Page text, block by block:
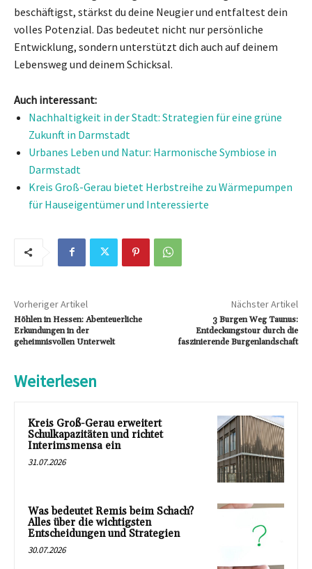
beschäftigst, stärkst du deine Neugier und entfaltest dein
volles Potenzial. Das bedeutet nicht nur persönliche
Entwicklung, sondern unterstützt dich auch auf deinem
Lebensweg und deinem Schicksal.
Auch interessant:
Nachhaltigkeit in der Stadt: Strategien für eine grüne
Zukunft in Darmstadt
Urbanes Leben und Natur: Harmonische Symbiose in
Darmstadt
Kreis Groß-Gerau bietet Herbstreihe zu Wärmepumpen
für Hauseigentümer und Interessierte
Vorheriger Artikel
Höhlen in Hessen: Abenteuerliche
Erkundungen in der
geheimnisvollen Unterwelt
Nächster Artikel
3 Burgen Weg Taunus:
Entdeckungstour durch die
faszinierende Burgenlandschaft
Weiterlesen
Kreis Groß-Gerau erweitert
Schulkapazitäten und richtet
Interimsmensa ein
31.07.2026
Was bedeutet Remis beim Schach?
Alles über die wichtigsten
Entscheidungen und Strategien
30.07.2026